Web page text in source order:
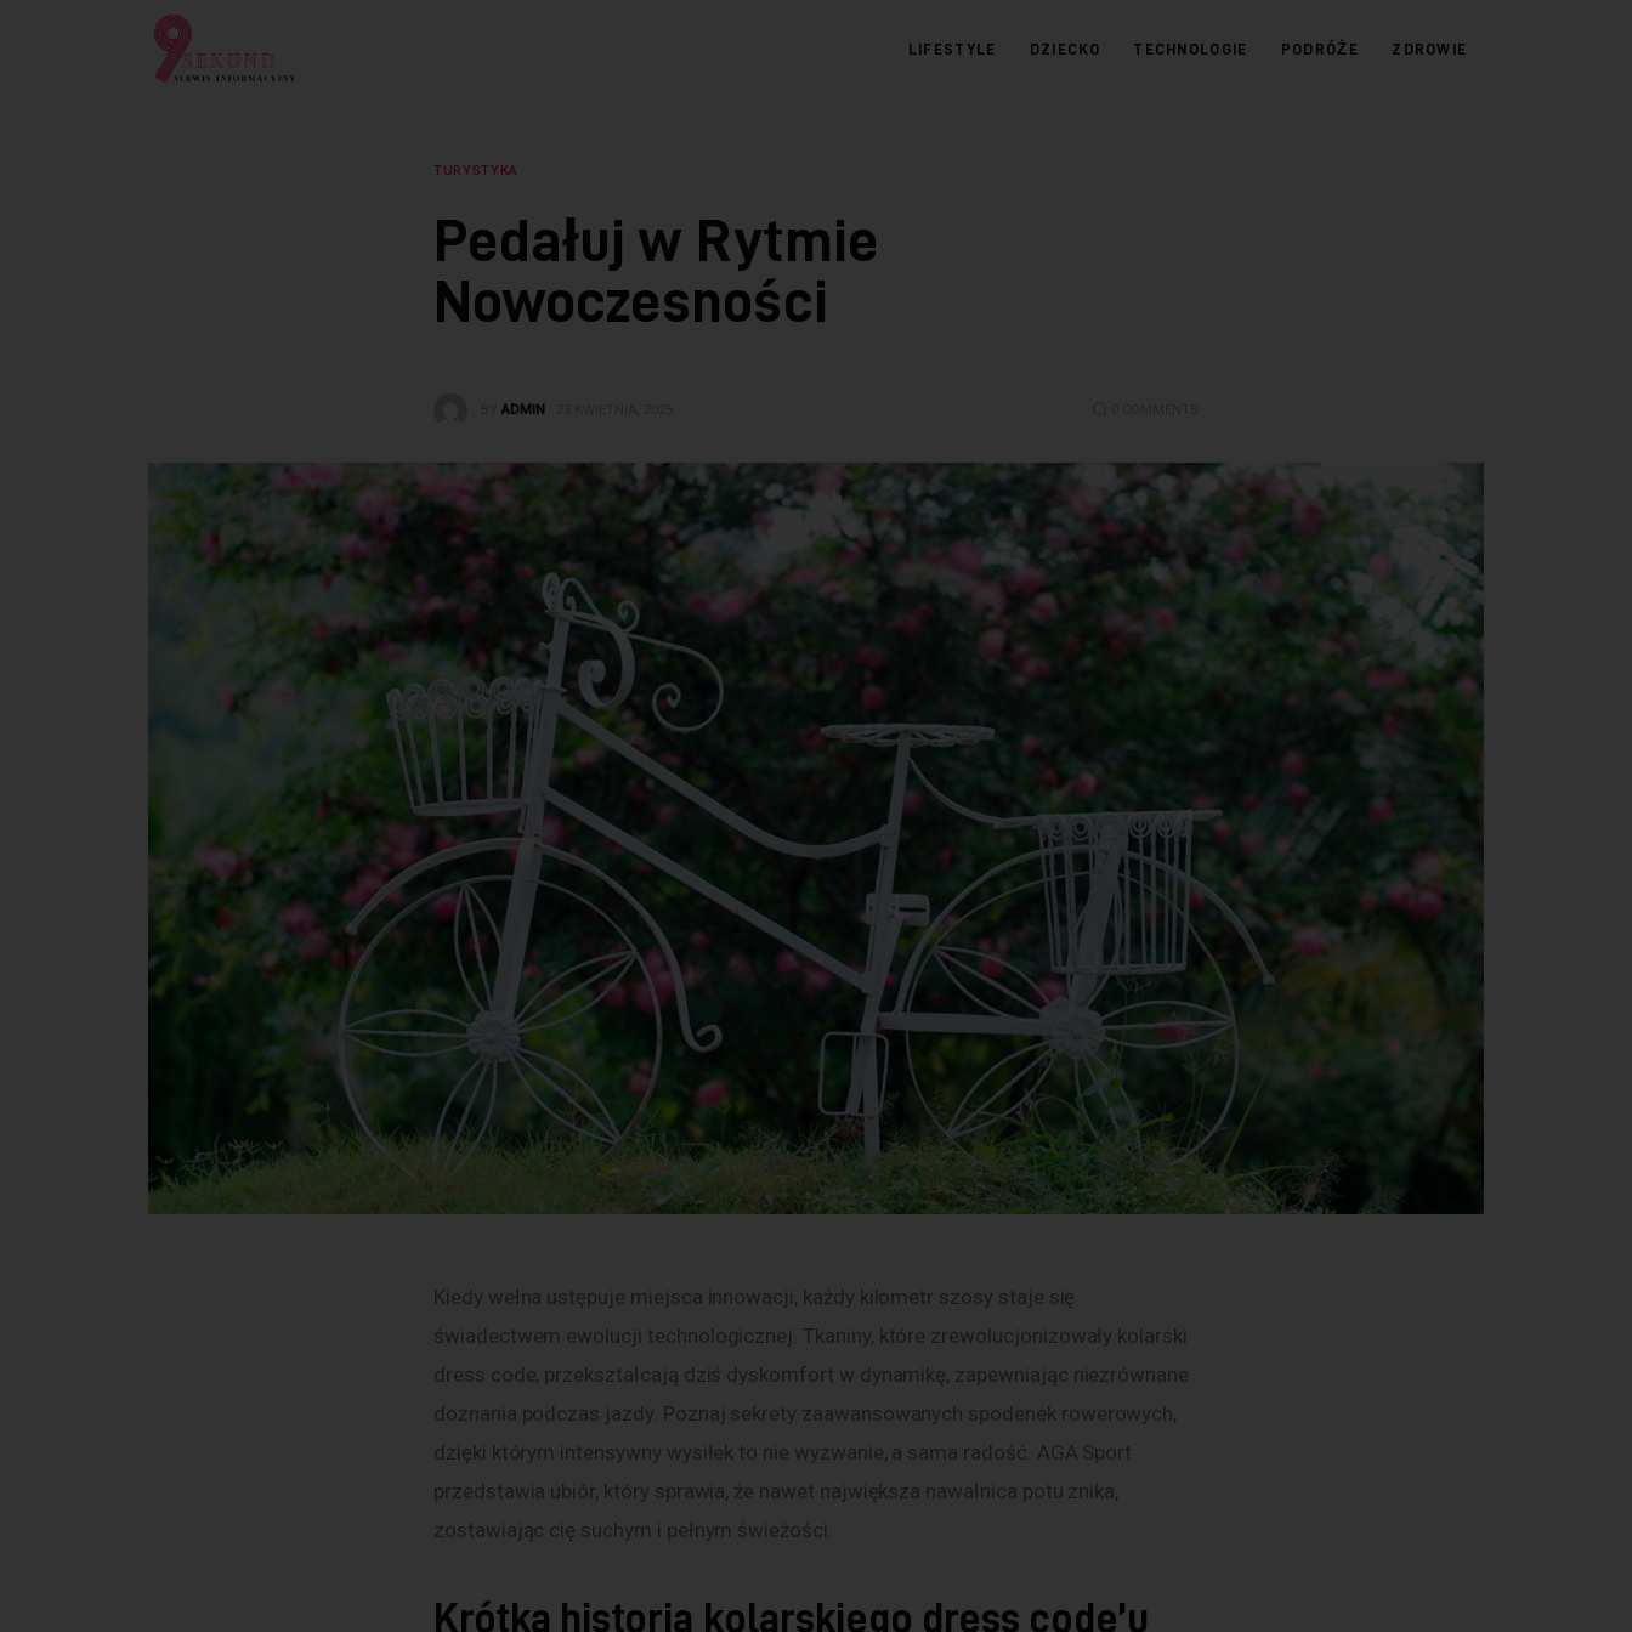
LIFESTYLE DZIECKO TECHNOLOGIE PODRÓŻE ZDROWIE
TURYSTYKA
Pedałuj w Rytmie
Nowoczesności
ADMIN
Kiedy wełna ustępuje miejsca innowacji, każdy kilometr szosy staje się
świadectwem ewolucji technologicznej. Tkaniny, które zrewolucjonizowały kolarski
dress code, przekształcają dziś dyskomfort w dynamikę, zapewniając niezrównane
doznania podczas jazdy. Poznaj sekrety zaawansowanych spodenek rowerowych,
dzięki którym intensywny wysiłek to nie wyzwanie, a sama radość. AGA Sport
przedstawia ubiór, który sprawia, że nawet największa nawałnica potu znika,
zostawiając cię suchym i pełnym świeżości.
Krótka historia kolarskiego dress code’u